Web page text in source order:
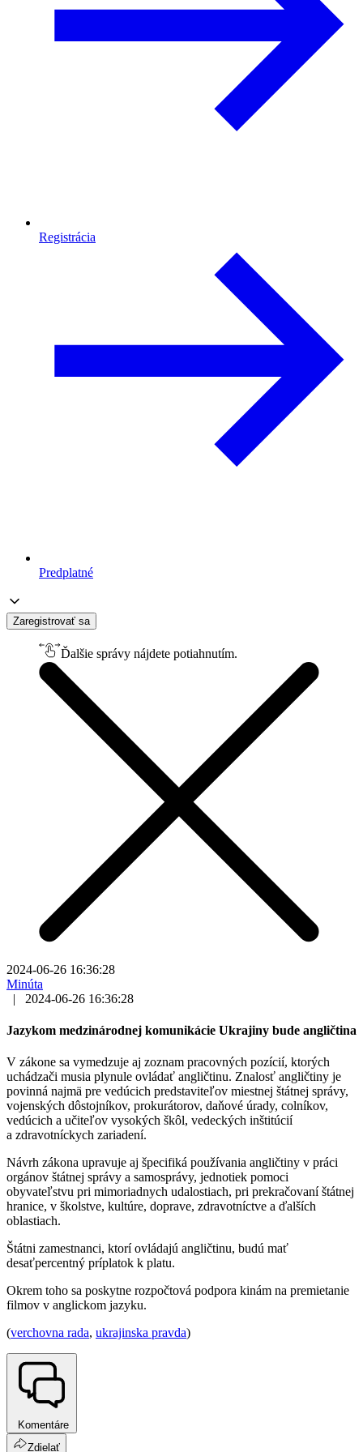
Registrácia
Predplatné
Zaregistrovať sa
Ďalšie správy nájdete potiahnutím.
2024-06-26 16:36:28
Minúta
|
2024-06-26 16:36:28
Jazykom medzinárodnej komunikácie Ukrajiny bude angličtina
V zákone sa vymedzuje aj zoznam pracovných pozícií, ktorých
uchádzači musia plynule ovládať angličtinu. Znalosť angličtiny je
povinná najmä pre vedúcich predstaviteľov miestnej štátnej správy,
vojenských dôstojníkov, prokurátorov, daňové úrady, colníkov,
vedúcich a učiteľov vysokých škôl, vedeckých inštitúcií
a zdravotníckych zariadení.
Návrh zákona upravuje aj špecifiká používania angličtiny v práci
orgánov štátnej správy a samosprávy, jednotiek pomoci
obyvateľstvu pri mimoriadnych udalostiach, pri prekračovaní štátnej
hranice, v školstve, kultúre, doprave, zdravotníctve a ďalších
oblastiach.
Štátni zamestnanci, ktorí ovládajú angličtinu, budú mať
desaťpercentný príplatok k platu.
Okrem toho sa poskytne rozpočtová podpora kinám na premietanie
filmov v anglickom jazyku.
(verchovna rada, ukrajinska pravda)
Komentáre
Zdielať